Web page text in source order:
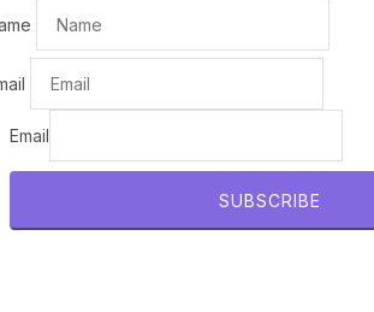
Email
SUBSCRIBE